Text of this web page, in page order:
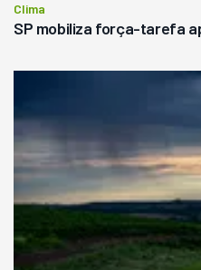
Clima
SP mobiliza força-tarefa